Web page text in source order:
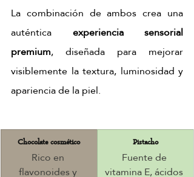
La combinación de ambos crea una
auténtica experiencia sensorial
premium, diseñada para mejorar
visiblemente la textura, luminosidad y
apariencia de la piel.
Chocolate cosmético
Rico en
flavonoides y
Pistacho
Fuente de
vitamina E, ácidos